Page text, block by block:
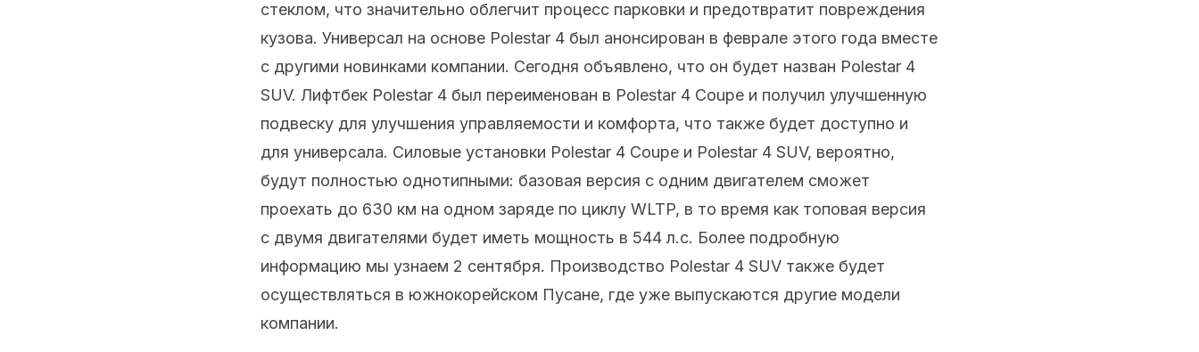
стеклом, что значительно облегчит процесс парковки и предотвратит повреждения
кузова. Универсал на основе Polestar 4 был анонсирован в феврале этого года вместе
с другими новинками компании. Сегодня объявлено, что он будет назван Polestar 4
SUV. Лифтбек Polestar 4 был переименован в Polestar 4 Coupe и получил улучшенную
подвеску для улучшения управляемости и комфорта, что также будет доступно и
для универсала. Силовые установки Polestar 4 Coupe и Polestar 4 SUV, вероятно,
будут полностью однотипными: базовая версия с одним двигателем сможет
проехать до 630 км на одном заряде по циклу WLTP, в то время как топовая версия
с двумя двигателями будет иметь мощность в 544 л.с. Более подробную
информацию мы узнаем 2 сентября. Производство Polestar 4 SUV также будет
осуществляться в южнокорейском Пусане, где уже выпускаются другие модели
компании.